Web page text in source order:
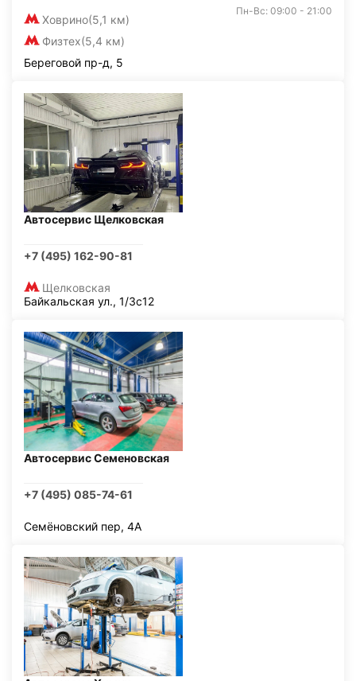
Ховрино(5,1 км)
Физтех(5,4 км)
Пн-Вс: 09:00 - 21:00
Береговой пр-д, 5
Автосервис Щелковская
+7 (495) 162-90-81
Щелковская
Байкальская ул., 1/3с12
Автосервис Семеновская
+7 (495) 085-74-61
Семёновский пер, 4А